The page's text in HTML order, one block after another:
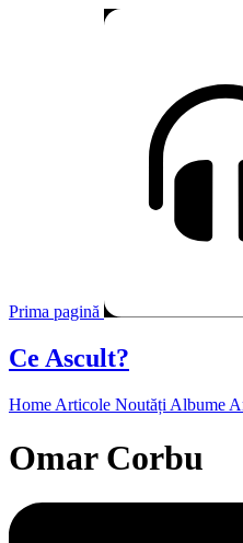
Prima pagină
Ce Ascult?
Home Articole Noutăți Albume
Omar Corbu